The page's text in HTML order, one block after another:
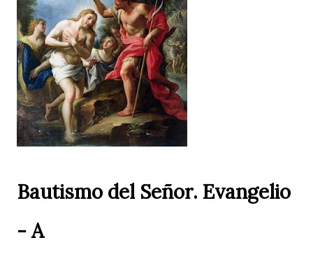
Bautismo del Señor. Evangelio
- A